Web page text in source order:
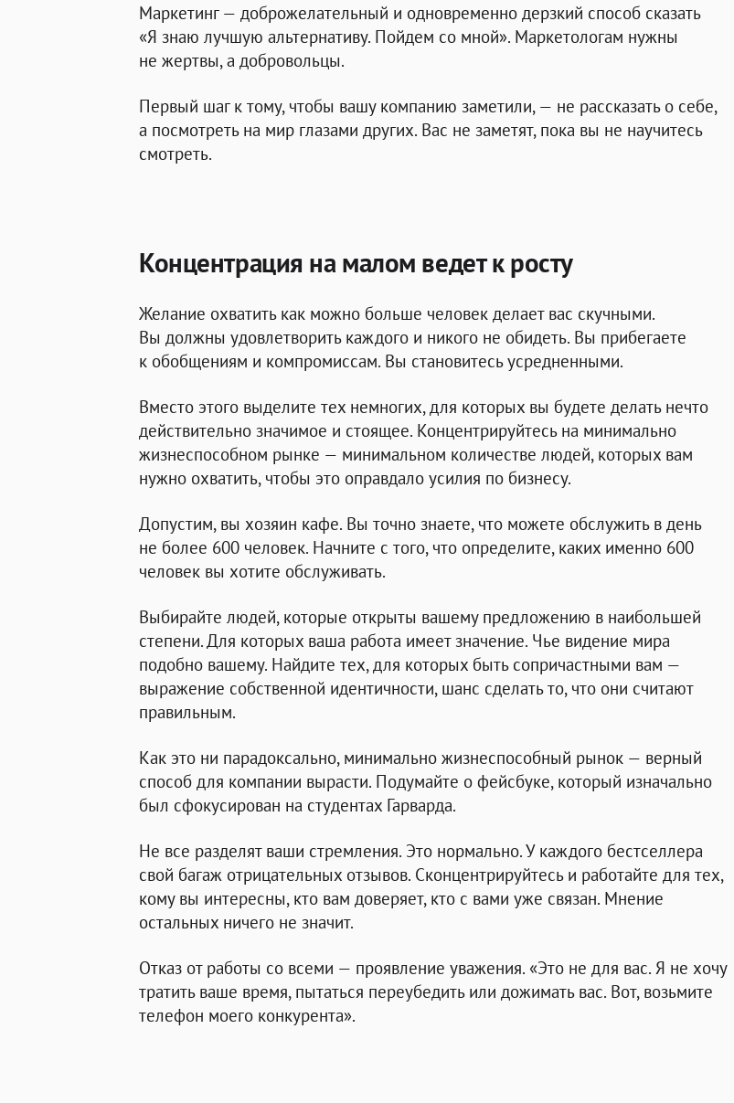
Маркетинг — доброжелательный и одновременно дерзкий способ сказать
«Я знаю лучшую альтернативу. Пойдем со мной». Маркетологам нужны
не жертвы, а добровольцы.
Первый шаг к тому, чтобы вашу компанию заметили, — не рассказать о себе,
а посмотреть на мир глазами других. Вас не заметят, пока вы не научитесь
смотреть.
Концентрация на малом ведет к росту
Желание охватить как можно больше человек делает вас скучными.
Вы должны удовлетворить каждого и никого не обидеть. Вы прибегаете
к обобщениям и компромиссам. Вы становитесь усредненными.
Вместо этого выделите тех немногих, для которых вы будете делать нечто
действительно значимое и стоящее. Концентрируйтесь на минимально
жизнеспособном рынке — минимальном количестве людей, которых вам
нужно охватить, чтобы это оправдало усилия по бизнесу.
Допустим, вы хозяин кафе. Вы точно знаете, что можете обслужить в день
не более 600 человек. Начните с того, что определите, каких именно 600
человек вы хотите обслуживать.
Выбирайте людей, которые открыты вашему предложению в наибольшей
степени. Для которых ваша работа имеет значение. Чье видение мира
подобно вашему. Найдите тех, для которых быть сопричастными вам —
выражение собственной идентичности, шанс сделать то, что они считают
правильным.
Как это ни парадоксально, минимально жизнеспособный рынок — верный
способ для компании вырасти. Подумайте о фейсбуке, который изначально
был сфокусирован на студентах Гарварда.
Не все разделят ваши стремления. Это нормально. У каждого бестселлера
свой багаж отрицательных отзывов. Сконцентрируйтесь и работайте для тех,
кому вы интересны, кто вам доверяет, кто с вами уже связан. Мнение
остальных ничего не значит.
Отказ от работы со всеми — проявление уважения. «Это не для вас. Я не хочу
тратить ваше время, пытаться переубедить или дожимать вас. Вот, возьмите
телефон моего конкурента».